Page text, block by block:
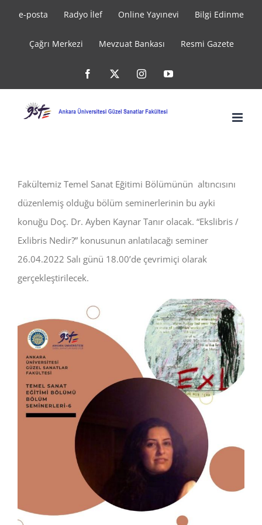
e-posta Radyo İlef Online Yayınevi Bilgi Edinme
Çağrı Merkezi Mevzuat Bankası Resmi Gazete
Facebook InstagramYouTube
Fakültemiz Temel Sanat Eğitimi Bölümünün altıncısını
düzenlemiş olduğu bölüm seminerlerinin bu ayki
konuğu Doç. Dr. Ayben Kaynar Tanır olacak. “Ekslibris /
Exlibris Nedir?” konusunun anlatılacağı seminer
26.04.2022 Salı günü 18.00’de çevrimiçi olarak
gerçekleştirilecek.